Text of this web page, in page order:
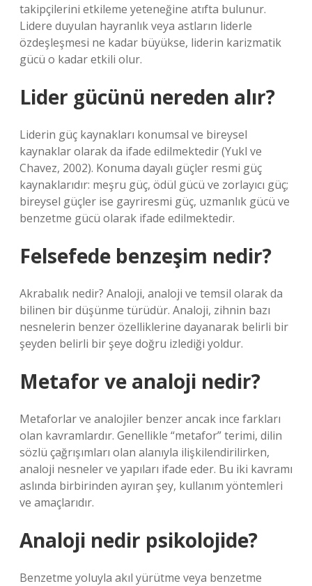
takipçilerini etkileme yeteneğine atıfta bulunur.
Lidere duyulan hayranlık veya astların liderle
özdeşleşmesi ne kadar büyükse, liderin karizmatik
gücü o kadar etkili olur.
Lider gücünü nereden alır?
Liderin güç kaynakları konumsal ve bireysel
kaynaklar olarak da ifade edilmektedir (Yukl ve
Chavez, 2002). Konuma dayalı güçler resmi güç
kaynaklarıdır: meşru güç, ödül gücü ve zorlayıcı güç;
bireysel güçler ise gayriresmi güç, uzmanlık gücü ve
benzetme gücü olarak ifade edilmektedir.
Felsefede benzeşim nedir?
Akrabalık nedir? Analoji, analoji ve temsil olarak da
bilinen bir düşünme türüdür. Analoji, zihnin bazı
nesnelerin benzer özelliklerine dayanarak belirli bir
şeyden belirli bir şeye doğru izlediği yoldur.
Metafor ve analoji nedir?
Metaforlar ve analojiler benzer ancak ince farkları
olan kavramlardır. Genellikle “metafor” terimi, dilin
sözlü çağrışımları olan alanıyla ilişkilendirilirken,
analoji nesneler ve yapıları ifade eder. Bu iki kavramı
aslında birbirinden ayıran şey, kullanım yöntemleri
ve amaçlarıdır.
Analoji nedir psikolojide?
Benzetme yoluyla akıl yürütme veya benzetme